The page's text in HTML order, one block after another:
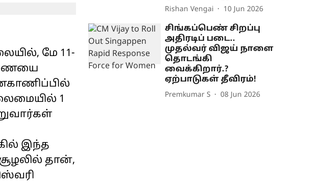
மே 11-
1
இந்த
தான்,
Rishan Vengai 10 Jun 2026
சிங்கப்பெண் சிறப்பு
அதிரடிப் படை..
முதல்வர் விஜய் நாளை
தொடங்கி
வைக்கிறார்.?
ஏற்பாடுகள் தீவிரம்!
Premkumar S 08 Jun 2026